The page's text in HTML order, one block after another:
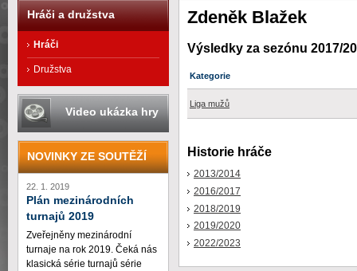
Zdeněk Blažek
Výsledky za sezónu 2017/
Kategorie
Liga mužů
Historie hráče
2013/2014
2016/2017
2018/2019
2019/2020
2022/2023
Hráči a družstva
Hráči
Družstva
Video ukázka hry
NOVINKY ZE SOUTĚŽÍ
22. 1. 2019
Plán mezinárodních
turnajů 2019
Zveřejněny mezinárodní
turnaje na rok 2019. Čeká nás
klasická série turnajů série